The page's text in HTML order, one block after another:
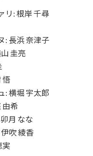
リ: 根岸 千尋
: 長浜 奈津子
圭亮
悟
: 横堀 宇太郎
由希
月 なな
吹 綾香
実